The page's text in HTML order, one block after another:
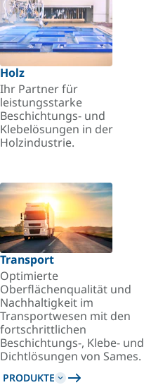
Holz
Ihr Partner für
leistungsstarke
Beschichtungs- und
Klebelösungen in der
Holzindustrie.
Transport
Optimierte
Oberflächenqualität und
Nachhaltigkeit im
Transportwesen mit den
fortschrittlichen
Beschichtungs-, Klebe- und
Dichtlösungen von Sames.
PRODUKTE